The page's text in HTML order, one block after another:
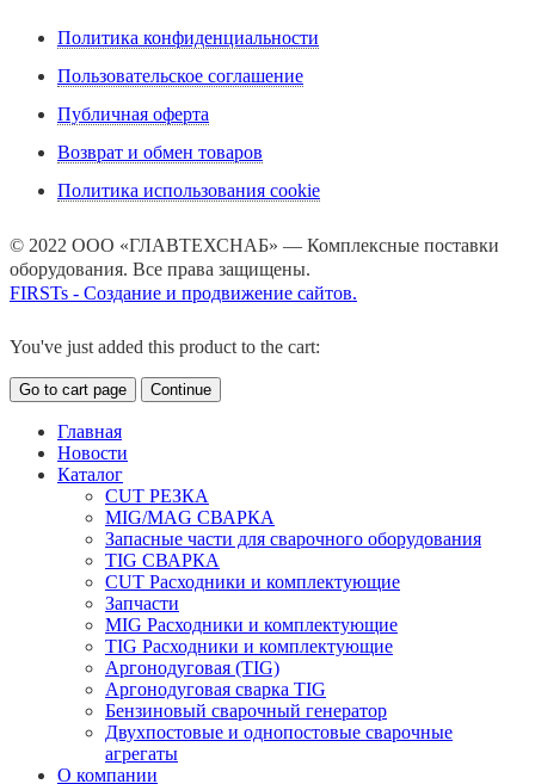
Политика конфиденциальности
Пользовательское соглашение
Публичная оферта
Возврат и обмен товаров
Политика использования cookie
© 2022 ООО «ГЛАВТЕХСНАБ» — Комплексные поставки
оборудования. Все права защищены.
FIRSTs - Создание и продвижение сайтов.
You've just added this product to the cart:
Go to cart page Continue
Главная
Новости
Каталог
CUT РЕЗКА
MIG/MAG СВАРКА
Запасные части для сварочного оборудования
TIG СВАРКА
CUT Расходники и комплектующие
Запчасти
MIG Расходники и комплектующие
TIG Расходники и комплектующие
Аргонодуговая (TIG)
Аргонодуговая сварка TIG
Бензиновый сварочный генератор
Двухпостовые и однопостовые сварочные
агрегаты
О компании